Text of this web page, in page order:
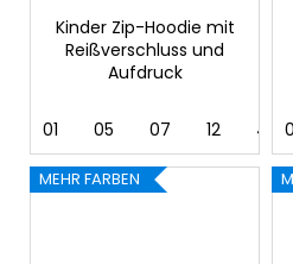
Kinder Zip-Hoodie mit
Reißverschluss und
Aufdruck
01 05 07 12 40
MEHR FARBEN